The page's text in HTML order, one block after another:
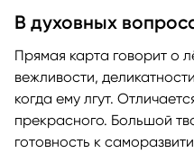
В духовных
Прямая карта говорит о
вежливости,
когда ему лгут.
прекрасного. Большой
готовность к